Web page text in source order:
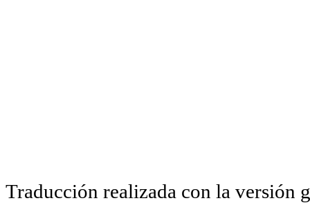
Traducción realizada con la versión